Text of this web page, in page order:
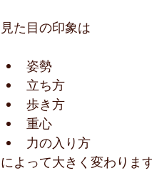
見た目の印象は
姿勢
立ち方
歩き方
重心
力の入り方
によって大きく変わります